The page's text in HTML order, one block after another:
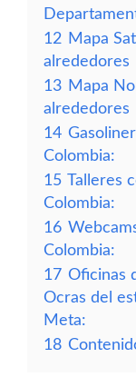
12 Mapa
alrededores
13 Mapa
alrededores
14
Colombia:
15 Talleres
Colombia:
16
Colombia:
17 Oficinas
Ocras del
Meta:
18